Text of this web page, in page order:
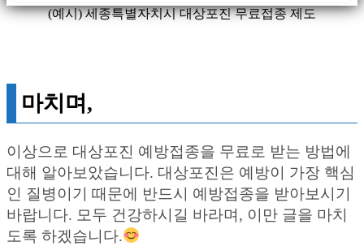
(예시) 세종특별자치시 대상포진 무료접종 제도
마치며,
이상으로 대상포진 예방접종을 무료로 받는 방법에
대해 알아보았습니다. 대상포진은 예방이 가장 핵심
인 질병이기 때문에 반드시 예방접종을 받아보시기
바랍니다. 모두 건강하시길 바라며, 이만 글을 마치
도록 하겠습니다.